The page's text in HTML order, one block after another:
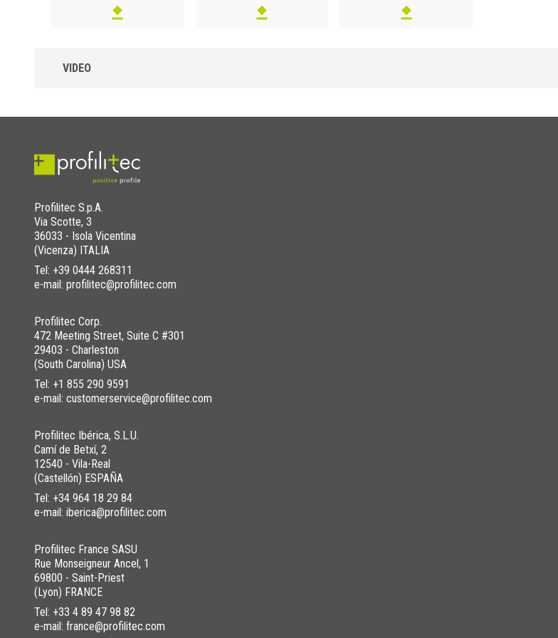
VIDEO
Profilitec S.p.A.
Via Scotte, 3
36033 - Isola Vicentina
(Vicenza) ITALIA
Tel: +39 0444 268311
e-mail: profilitec@profilitec.com
Profilitec Corp.
472 Meeting Street, Suite C #301
29403 - Charleston
(South Carolina) USA
Tel: +1 855 290 9591
e-mail: customerservice@profilitec.com
Profilitec Ibérica, S.L.U.
Camí de Betxí, 2
12540 - Vila-Real
(Castellón) ESPAÑA
Tel: +34 964 18 29 84
e-mail: iberica@profilitec.com
Profilitec France SASU
Rue Monseigneur Ancel, 1
69800 - Saint-Priest
(Lyon) FRANCE
Tel: +33 4 89 47 98 82
e-mail: france@profilitec.com